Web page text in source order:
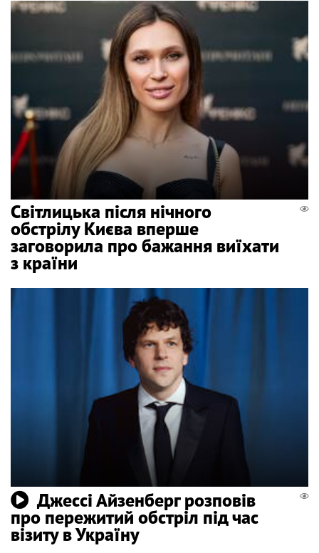
Світлицька після нічного
обстрілу Києва вперше
заговорила про бажання виїхати
з країни
Джессі Айзенберг розповів
про пережитий обстріл під час
візиту в Україну